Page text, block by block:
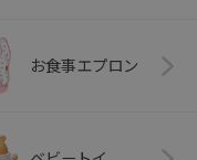
お食事エプロン